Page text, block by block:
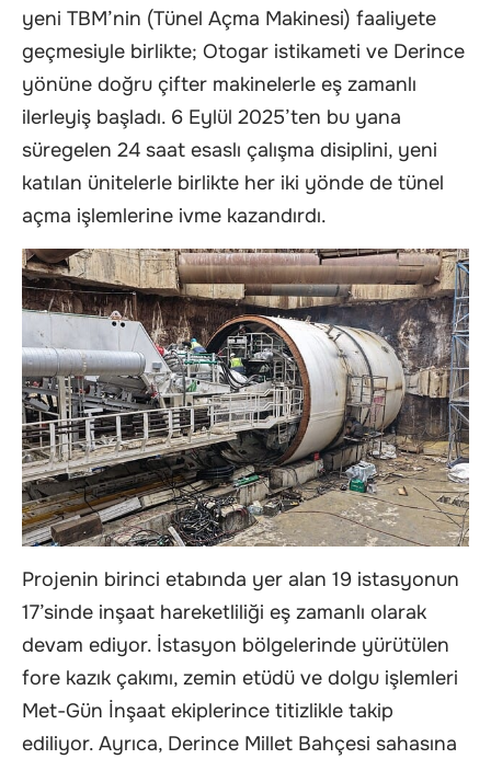
yeni TBM’nin (Tünel Açma Makinesi) faaliyete
geçmesiyle birlikte; Otogar istikameti ve Derince
yönüne doğru çifter makinelerle eş zamanlı
ilerleyiş başladı. 6 Eylül 2025’ten bu yana
süregelen 24 saat esaslı çalışma disiplini, yeni
katılan ünitelerle birlikte her iki yönde de tünel
açma işlemlerine ivme kazandırdı.
Projenin birinci etabında yer alan 19 istasyonun
17’sinde inşaat hareketliliği eş zamanlı olarak
devam ediyor. İstasyon bölgelerinde yürütülen
fore kazık çakımı, zemin etüdü ve dolgu işlemleri
Met-Gün İnşaat ekiplerince titizlikle takip
ediliyor. Ayrıca, Derince Millet Bahçesi sahasına